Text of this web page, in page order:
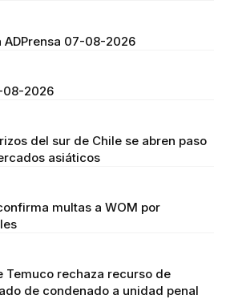
ADPrensa 07-08-2026
08-2026
del sur de Chile se abren paso
asiáticos
multas a WOM por
Temuco rechaza recurso de
de condenado a unidad penal